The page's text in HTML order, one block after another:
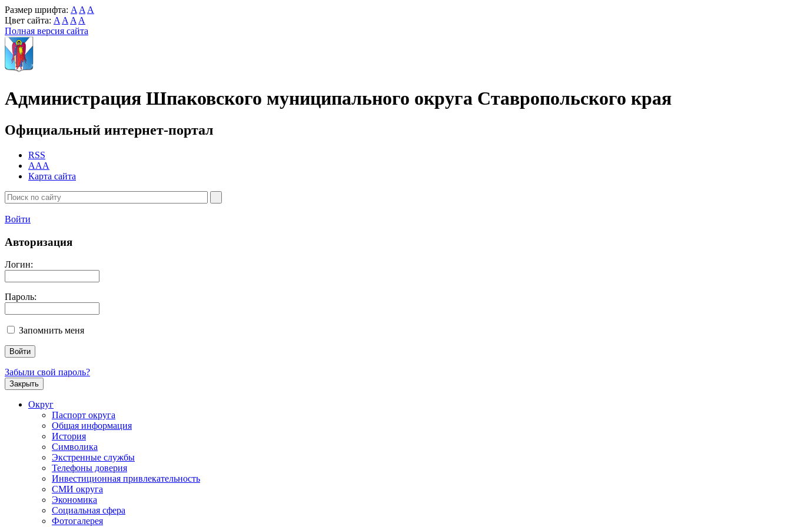
Размер шрифта: A A A
Цвет сайта: A A A A
Полная версия сайта
Администрация Шпаковского муниципального округа Ставропольского края
Официальный интернет-портал
RSS
AAA
Карта сайта
Войти
Авторизация
Логин:
Пароль:
Запомнить меня
Забыли свой пароль?
Закрыть
Округ
Паспорт округа
Общая информация
История
Символика
Экстренные службы
Телефоны доверия
Инвестиционная привлекательность
СМИ округа
Экономика
Социальная сфера
Фотогалерея